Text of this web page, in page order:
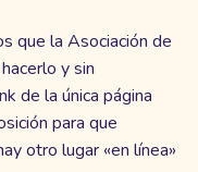
que la Asociación de
y sin
de la única página
para que
otro lugar «en línea»